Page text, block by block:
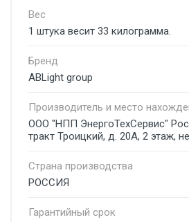
Вес
1 штука весит 33 килограмма.
Бренд
ABLight group
Производитель и место
ООО "НПП ЭнергоТехСервис"
тракт Троицкий, д. 20А, 2 этаж,
Страна производства
РОССИЯ
Гарантийный срок